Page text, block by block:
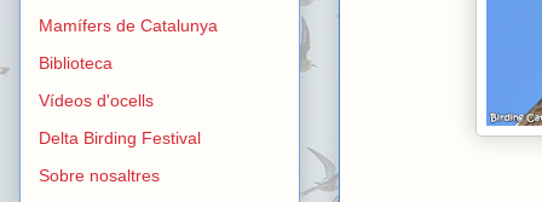
Mamífers de Catalunya
Biblioteca
Vídeos d'ocells
Delta Birding Festival
Sobre nosaltres